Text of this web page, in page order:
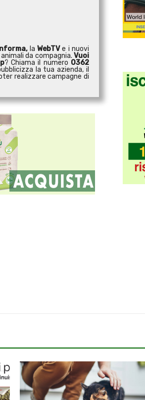
Informa,laWebTVe i nuovi
da compagnia.Vuoi
? Chiama il numero 0362
la tua azienda, il
realizzare campagne di